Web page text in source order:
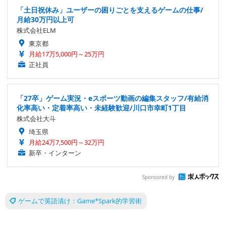
「土日祝休み」ユーザーの困りごとを支えるゲームの仕事/
月給30万円以上可
株式会社ELM
東京都
月給17万5,000円～25万円
正社員
「27卒」ゲーム実況・eスポーツ動画の編集スタッフ/有給消
化率高い・定着率高い・未経験歓迎/川口市幸町1丁目
株式会社大斗
埼玉県
月給24万7,500円～32万円
新卒・インターン
Sponsored by
ゲームで英語漬け：Game*Spark的学習術